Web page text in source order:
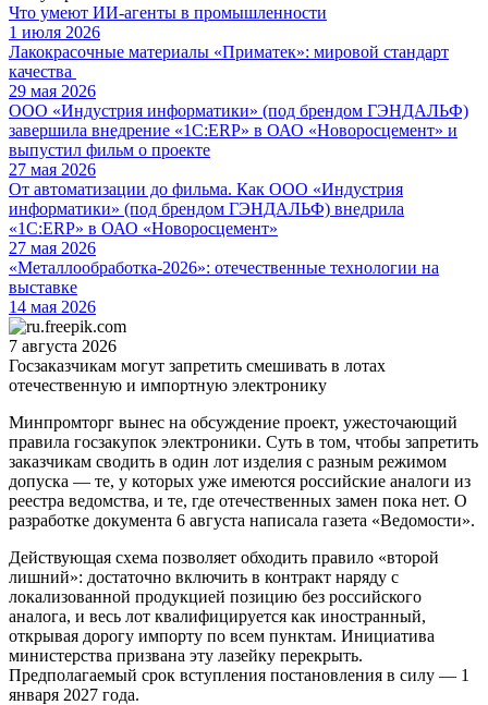
Что умеют ИИ-агенты в промышленности
1 июля 2026
Лакокрасочные материалы «Приматек»: мировой стандарт
качества
29 мая 2026
ООО «Индустрия информатики» (под брендом ГЭНДАЛЬФ)
завершила внедрение «1С:ERP» в ОАО «Новоросцемент» и
выпустил фильм о проекте
27 мая 2026
От автоматизации до фильма. Как ООО «Индустрия
информатики» (под брендом ГЭНДАЛЬФ) внедрила
«1С:ERP» в ОАО «Новоросцемент»
27 мая 2026
«Металлообработка-2026»: отечественные технологии на
выставке
14 мая 2026
7 августа 2026
Госзаказчикам могут запретить смешивать в лотах
отечественную и импортную электронику
Минпромторг вынес на обсуждение проект, ужесточающий
правила госзакупок электроники. Суть в том, чтобы запретить
заказчикам сводить в один лот изделия с разным режимом
допуска — те, у которых уже имеются российские аналоги из
реестра ведомства, и те, где отечественных замен пока нет. О
разработке документа 6 августа написала газета «Ведомости».
Действующая схема позволяет обходить правило «второй
лишний»: достаточно включить в контракт наряду с
локализованной продукцией позицию без российского
аналога, и весь лот квалифицируется как иностранный,
открывая дорогу импорту по всем пунктам. Инициатива
министерства призвана эту лазейку перекрыть.
Предполагаемый срок вступления постановления в силу — 1
января 2027 года.